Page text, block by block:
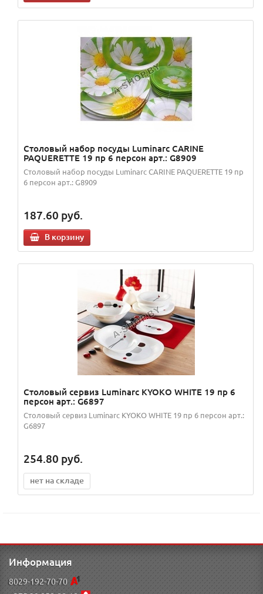
Столовый набор посуды Luminarc CARINE
PAQUERETTE 19 пр 6 персон арт.: G8909
Столовый набор посуды Luminarc CARINE PAQUERETTE 19 пр
6 персон арт.: G8909
187.60 руб.
В корзину
Столовый сервиз Luminarc KYOKO WHITE 19 пр 6
персон арт.: G6897
Столовый сервиз Luminarc KYOKO WHITE 19 пр 6 персон арт.:
G6897
254.80 руб.
нет на складе
Информация
8029-192-70-70